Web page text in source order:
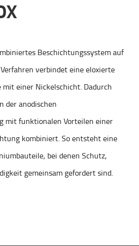
Beschichtungssystem auf
verbindet eine eloxierte
einer Nickelschicht. Dadurch
der anodischen
mit funktionalen Vorteilen einer
kombiniert. So entsteht eine
bei denen Schutz,
gemeinsam gefordert sind.